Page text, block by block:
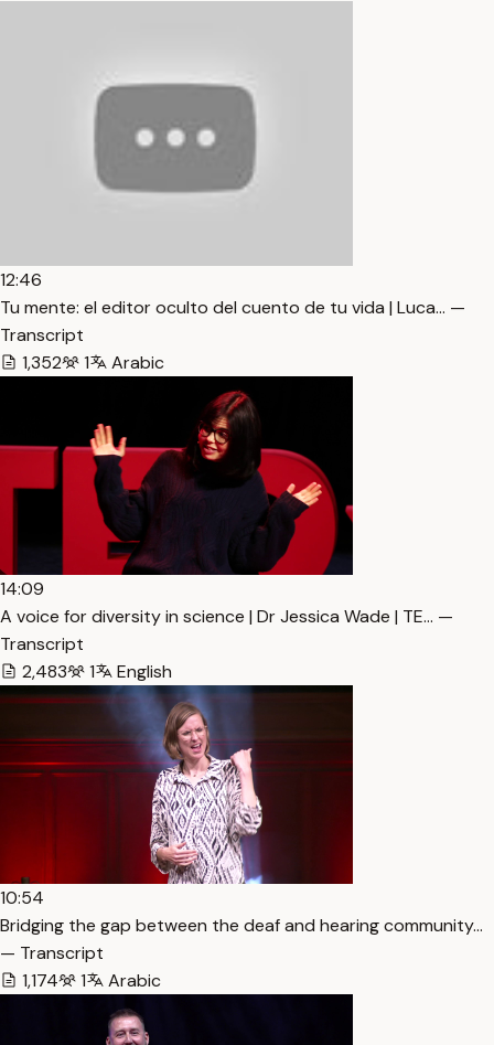
12:46
Tu mente: el editor oculto del cuento de tu vida | Luca… —
Transcript
1,352
1 Arabic
14:09
A voice for diversity in science | Dr Jessica Wade | TE… —
Transcript
2,483
1 English
10:54
Bridging the gap between the deaf and hearing community…
— Transcript
1,174
1 Arabic